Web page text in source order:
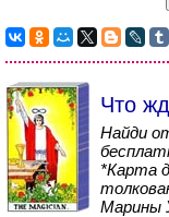
Что
Найди
*Карта
Марины